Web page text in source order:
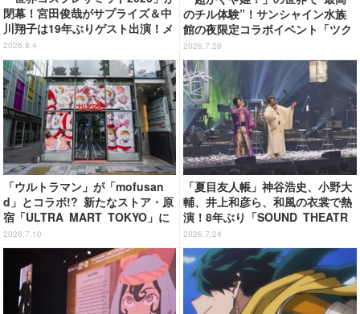
閉幕！宮田俊哉がサプライズ＆中
川翔子は19年ぶりゲスト出演！メ
イン会場では延べ25万9000人が
来場
2026.8.4
のチル体験”！サンシャイン水族
館の夜限定コラボイベント「ツク
ヨミアクアリウム」が癒やしすぎ
た【体験レポ】
2026.7.28
「ウルトラマン」が「mofusan
d」とコラボ!? 新たなストア・原
宿「ULTRA MART TOKYO」に
行ってきた【レポ】
2026.7.10
「夏目友人帳」神谷浩史、小野大
輔、井上和彦ら、和風の衣裳で熱
演！8年ぶり「SOUND THEATR
E」夜公演レポート
2026.7.24